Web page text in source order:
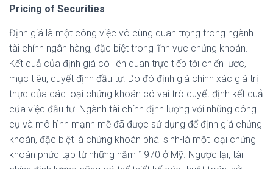
Pricing of Securities
Định giá là một công việc vô cùng quan trọng trong ngành
tài chính ngân hàng, đặc biệt trong lĩnh vực chứng khoán.
Kết quả của định giá có liên quan trực tiếp tới chiến lược,
mục tiêu, quyết định đầu tư. Do đó định giá chính xác giá trị
thực của các loại chứng khoán có vai trò quyết định kết quả
của việc đầu tư. Ngành tài chính định lượng với những công
cụ và mô hình mạnh mẽ đã được sử dụng để định giá chứng
khoán, đặc biệt là chứng khoán phái sinh-là một loại chứng
khoán phức tạp từ những năm 1970 ở Mỹ. Ngược lại, tài